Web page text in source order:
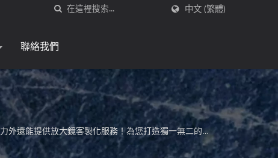
中文 (繁體)
聯絡我們
還能提供放大鏡客製化服務！為您打造獨一無二的放